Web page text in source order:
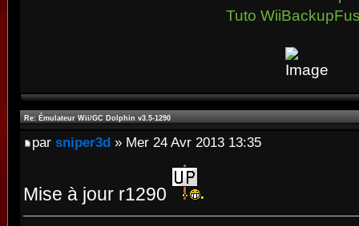
Tuto
Re: Émulateur Wii/GC Dolphin v3.5-1290
par sniper3d » Mer 24 Avr 2013 13:35
Mise à jour r1290